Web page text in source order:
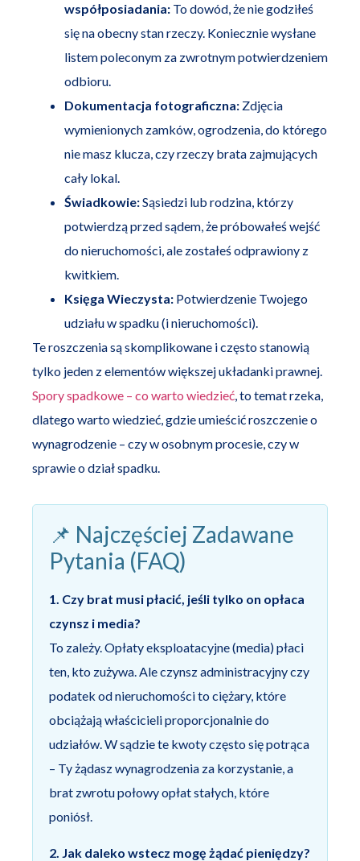
współposiadania: To dowód, że nie godziłeś
się na obecny stan rzeczy. Koniecznie wysłane
listem poleconym za zwrotnym potwierdzeniem
odbioru.
Dokumentacja fotograficzna: Zdjęcia
wymienionych zamków, ogrodzenia, do którego
nie masz klucza, czy rzeczy brata zajmujących
cały lokal.
Świadkowie:Sąsiedzi lub rodzina, którzy
potwierdzą przed sądem, że próbowałeś wejść
do nieruchomości, ale zostałeś odprawiony z
kwitkiem.
Księga Wieczysta: Potwierdzenie Twojego
udziału w spadku (i nieruchomości).
Te roszczenia są skomplikowane i często stanowią
tylko jeden z elementów większej układanki prawnej.
Spory spadkowe – co warto wiedzieć, to temat rzeka,
dlatego warto wiedzieć, gdzie umieścić roszczenie o
wynagrodzenie – czy w osobnym procesie, czy w
sprawie o dział spadku.
📌 Najczęściej Zadawane
Pytania (FAQ)
1. Czy brat musi płacić, jeśli tylko on opłaca
czynsz i media?
To zależy. Opłaty eksploatacyjne (media) płaci
ten, kto zużywa. Ale czynsz administracyjny czy
podatek od nieruchomości to ciężary, które
obciążają właścicieli proporcjonalnie do
udziałów. W sądzie te kwoty często się potrąca
– Ty żądasz wynagrodzenia za korzystanie, a
brat zwrotu połowy opłat stałych, które
poniósł.
2. Jak daleko wstecz mogę żądać pieniędzy?